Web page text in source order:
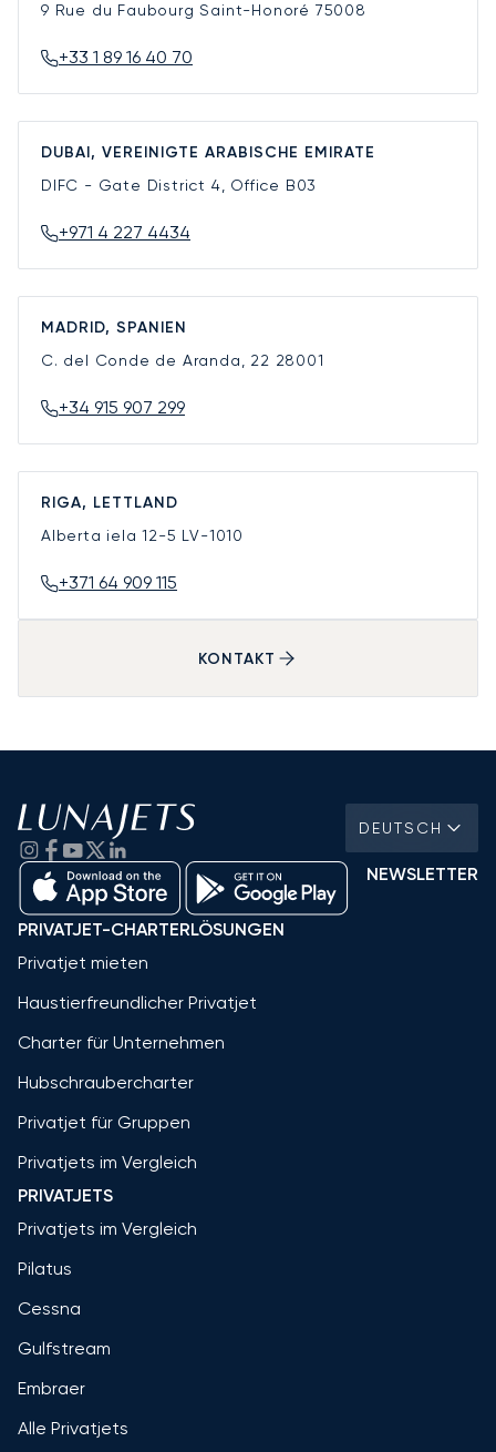
9 Rue du Faubourg Saint-Honoré 75008
+33 1 89 16 40 70
DUBAI, VEREINIGTE ARABISCHE EMIRATE
DIFC - Gate District 4, Office B03
+971 4 227 4434
MADRID, SPANIEN
C. del Conde de Aranda, 22 28001
+34 915 907 299
RIGA, LETTLAND
Alberta iela 12-5 LV-1010
+371 64 909 115
KONTAKT
DEUTSCH
NEWSLETTER
PRIVATJET-CHARTERLÖSUNGEN
Privatjet mieten
Haustierfreundlicher Privatjet
Charter für Unternehmen
Hubschraubercharter
Privatjet für Gruppen
Privatjets im Vergleich
PRIVATJETS
Privatjets im Vergleich
Pilatus
Cessna
Gulfstream
Embraer
Alle Privatjets